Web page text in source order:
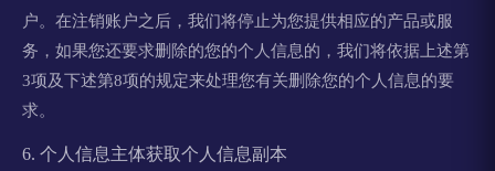
户。在注销账户之后，我们将停止为您提供相应的产品或服
务，如果您还要求删除的您的个人信息的，我们将依据上述第
3项及下述第8项的规定来处理您有关删除您的个人信息的要
求。
6. 个人信息主体获取个人信息副本